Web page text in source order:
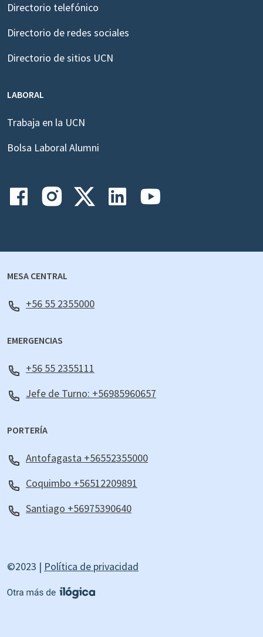
Directorio telefónico
Directorio de redes sociales
Directorio de sitios UCN
LABORAL
Trabaja en la UCN
Bolsa Laboral Alumni
MESA CENTRAL
+56 55 2355000
EMERGENCIAS
+56 55 2355111
Jefe de Turno: +56985960657
PORTERÍA
Antofagasta +56552355000
Coquimbo +56512209891
Santiago +56975390640
©2023 | Política de privacidad